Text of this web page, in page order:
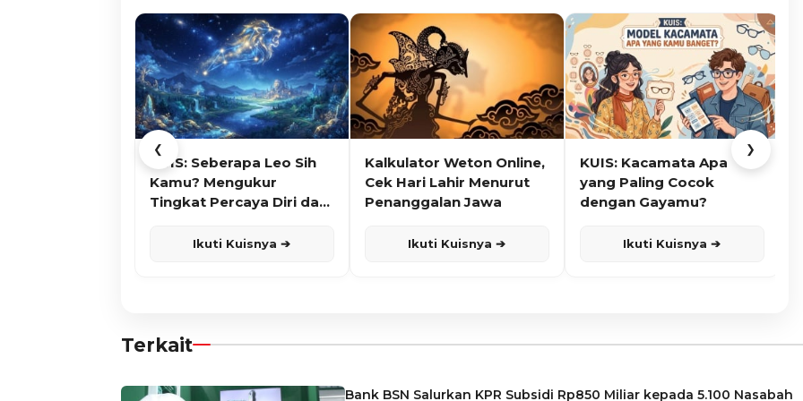
❮
KUIS: Seberapa Leo Sih
Kamu? Mengukur
Tingkat Percaya Diri dan
Ikuti Kuisnya ➔
Kalkulator Weton Online,
Cek Hari Lahir Menurut
Penanggalan Jawa
Ikuti Kuisnya ➔
KUIS: Kacamata Apa
yang Paling Cocok
dengan Gayamu?
Ikuti Kuisnya ➔
❯
Terkait
Bank BSN Salurkan KPR Subsidi Rp850 Miliar kepada 5.100 Nasabah